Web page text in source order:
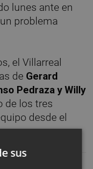
lunes ante en
problema
el Villarreal
de Gerard
Pedraza y Willy
de los tres
desde el
sus